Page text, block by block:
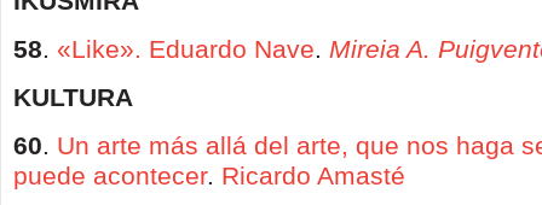
58. «Like». Eduardo Nave. Mireia A.
KULTURA
60. Un arte más allá del arte, que nos haga
puede acontecer. Ricardo Amasté